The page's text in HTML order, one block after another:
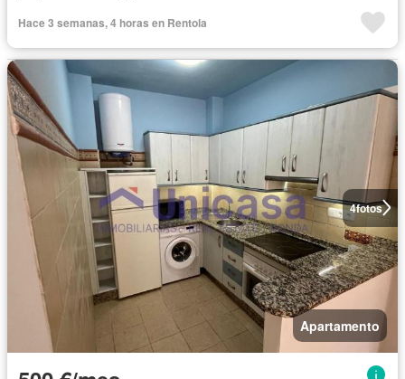
Hace 3 semanas, 4 horas en Rentola
4fotos
Apartamento